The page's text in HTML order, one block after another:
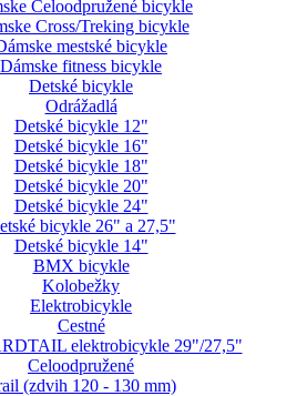
Celoodpružené bicykle
Cross/Treking bicykle
mestské bicykle
Dámske fitness bicykle
Detské bicykle
Odrážadlá
Detské bicykle 12"
Detské bicykle 16"
Detské bicykle 18"
Detské bicykle 20"
Detské bicykle 24"
bicykle 26" a 27,5"
Detské bicykle 14"
BMX bicykle
Kolobežky
Elektrobicykle
Cestné
elektrobicykle 29"/27,5"
Celoodpružené
(zdvih 120 - 130 mm)